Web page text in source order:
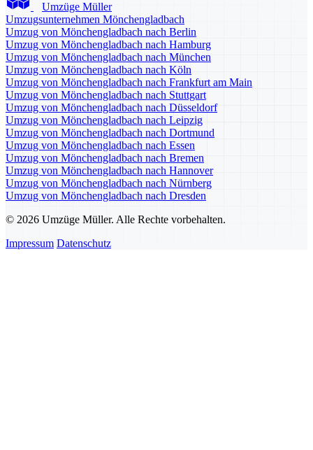
Umzüge Müller
Umzugsunternehmen Mönchengladbach
Umzug von Mönchengladbach nach Berlin
Umzug von Mönchengladbach nach Hamburg
Umzug von Mönchengladbach nach München
Umzug von Mönchengladbach nach Köln
Umzug von Mönchengladbach nach Frankfurt am Main
Umzug von Mönchengladbach nach Stuttgart
Umzug von Mönchengladbach nach Düsseldorf
Umzug von Mönchengladbach nach Leipzig
Umzug von Mönchengladbach nach Dortmund
Umzug von Mönchengladbach nach Essen
Umzug von Mönchengladbach nach Bremen
Umzug von Mönchengladbach nach Hannover
Umzug von Mönchengladbach nach Nürnberg
Umzug von Mönchengladbach nach Dresden
© 2026 Umzüge Müller. Alle Rechte vorbehalten.
Impressum Datenschutz